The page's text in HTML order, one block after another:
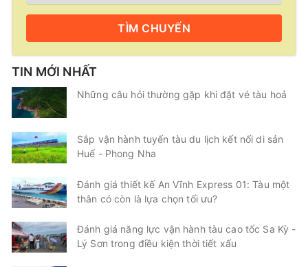
TÌM CHUYẾN
TIN MỚI NHẤT
Những câu hỏi thường gặp khi đặt vé tàu hoả
Sắp vận hành tuyến tàu du lịch kết nối di sản
Huế - Phong Nha
Đánh giá thiết kế An Vĩnh Express 01: Tàu một
thân có còn là lựa chọn tối ưu?
Đánh giá năng lực vận hành tàu cao tốc Sa Kỳ -
Lý Sơn trong điều kiện thời tiết xấu